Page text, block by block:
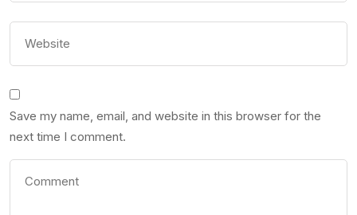
Save my name, email, and website in this browser for the
next time I comment.